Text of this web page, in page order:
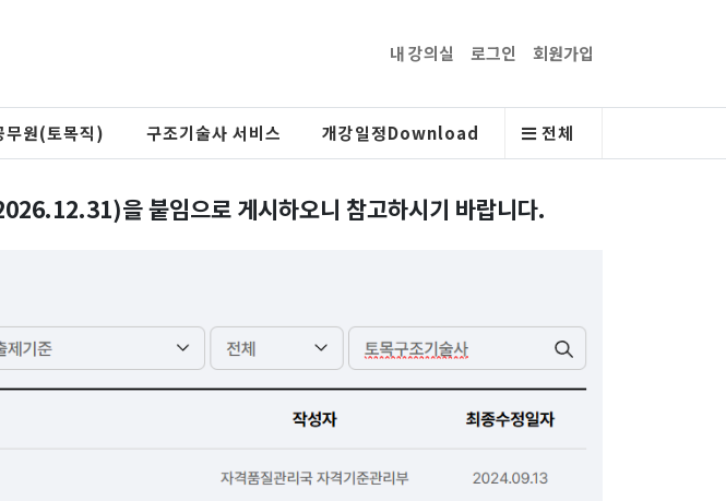
내 강의실 로그인 회원가입
무원(토목직) 구조기술사 서비스 개강일정Download 전체
을 붙임으로 게시하오니 참고하시기 바랍니다.